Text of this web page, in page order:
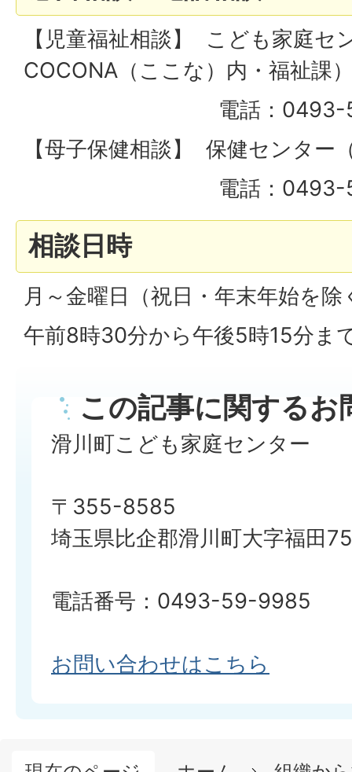
【児童福祉相談】 こども家庭セ
COCONA（ここな）内・福祉課
電話：0493-59-
【母子保健相談】 保健センター
電話：0493-56-
相談日時
月～金曜日（祝日・年末年始を除
午前8時30分から午後5時15分ま
この記事に関するお
滑川町こども家庭センター
〒355-8585
埼玉県比企郡滑川町大字福田
電話番号：0493-59-9985
お問い合わせはこちら